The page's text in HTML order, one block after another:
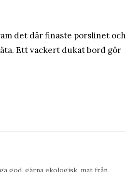
det där finaste porslinet och
Ett vackert dukat bord gör
god, gärna ekologisk, mat från